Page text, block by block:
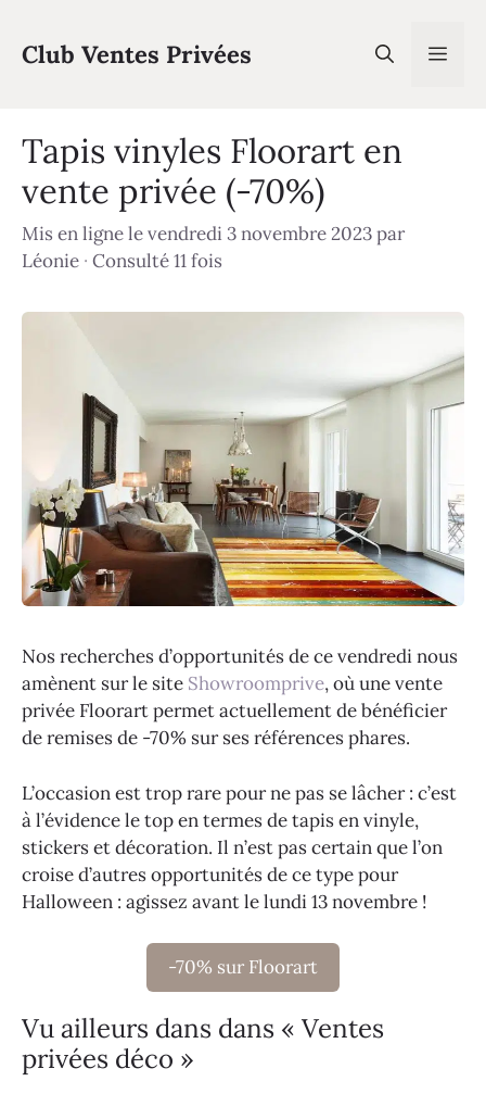
contenu
Club Ventes Privées
Tapis vinyles Floorart en
vente privée (-70%)
Mis en ligne le vendredi 3 novembre 2023par
Léonie · Consulté 11 fois
Nos recherches d’opportunités de ce vendredi nous
amènent sur le site Showroomprive, où une vente
privée Floorart permet actuellement de bénéficier
de remises de -70% sur ses références phares.
L’occasion est trop rare pour ne pas se lâcher : c’est
à l’évidence le top en termes de tapis en vinyle,
stickers et décoration. Il n’est pas certain que l’on
croise d’autres opportunités de ce type pour
Halloween : agissez avant le lundi 13 novembre !
-70% sur Floorart
Vu ailleurs dans dans « Ventes
privées déco »